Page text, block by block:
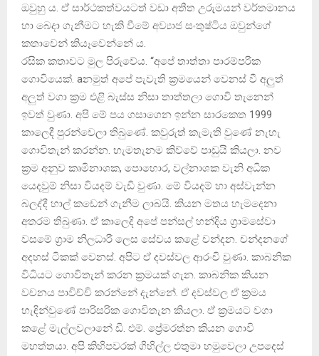
ඔවුහු ය. ඒ සාර්ථකත්වයටත් වඩා අතීත උරුමයන් වර්තමානය
හා බෙදා ගැනීමට හැකි වීමේ අව්‍යාජ සංතුෂ්ටිය ඔවුන්ගේ
කතාවෙන් කියෑවෙන්නේ ය.
රසික කතාවට මුල පිරුවේය. “අපේ තාත්තා පාරම්පරික
ගොවියෙක්‌. aනමුත් අපේ පැවැති ක්‍රමයෙන් වෙනස්‌ වී අලුත්
අලුත් වගා ක්‍රම එළි බැස්‌ස නිසා තාත්තලා ගොවි තැනෙන්
ඉවත් වුණා. අපි මේ පය ගසාගෙන ඉන්න සාරකෙත 1999
කාලෙදී පුරන්වෙලා තිබුණේ. කවුරුත් කැමැති වුණේ නැහැ
ගොවිතැන් කරන්න. හැමතැනම කිව්වේ පාඩුයි කියලා. නව
ක්‍රම අනුව කෘමිනාශක, පොහොර, වල්නාශක වැනි අධික
යෙදවුම් නිසා වියදම් වැඩි වුණා. මේ වියදම් හා අස්‌වැන්න
බලද්දී හාල් කඩෙන් ගැනීම ලාබයි. කියන මතය හැමදෙනා
අතරම තිබුණා. ඒ කාලෙදි අපේ පන්සල් හන්දිය ග්‍රාමසේවා
වසමේ ග්‍රාම නිලධාරී ලෙස සේවය කළේ චන්දන. චන්දනගේ
අදහස්‌ ටිකක්‌ වෙනස්‌. අපිට ඒ දවස්‌වල ආරංචි වුණා. කාබනික
විධියට ගොවිතැන් කරන ක්‍රමයක්‌ ගැන. කාබනික කියන
වචනය පාවිච්චි කරන්නේ දැන්නේ. ඒ දවස්‌වල ඒ ක්‍රමය
හැඳින්වුණේ පාරිසරික ගොවිතැන කියලා. ඒ ක්‍රමයට වගා
කළේ මැල්ලවලානේ ඩී. එම්. ප්‍රේමරත්න කියන ගොවි
මහත්තයා. අපි කිහිපවරක්‌ ගිහිල්ල එතුමා හමුවෙලා උපදෙස්‌